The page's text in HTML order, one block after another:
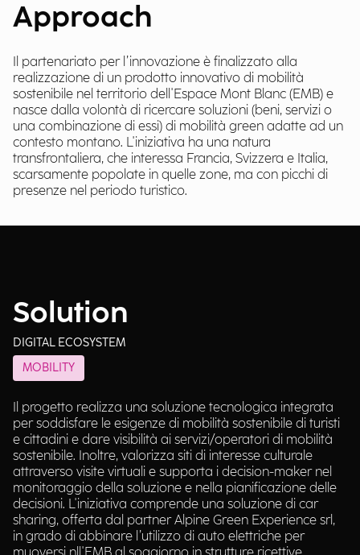
Approach
Il partenariato per l’innovazione è finalizzato alla
realizzazione di un prodotto innovativo di mobilità
sostenibile nel territorio dell'Espace Mont Blanc (EMB) e
nasce dalla volontà di ricercare soluzioni (beni, servizi o
una combinazione di essi) di mobilità green adatte ad un
contesto montano. L'iniziativa ha una natura
transfrontaliera, che interessa Francia, Svizzera e Italia,
scarsamente popolate in quelle zone, ma con picchi di
presenze nel periodo turistico.
Solution
DIGITAL ECOSYSTEM
MOBILITY
Il progetto realizza una soluzione tecnologica integrata
per soddisfare le esigenze di mobilità sostenibile di turisti
e cittadini e dare visibilità ai servizi/operatori di mobilità
sostenibile. Inoltre, valorizza siti di interesse culturale
attraverso visite virtuali e supporta i decision-maker nel
monitoraggio della soluzione e nella pianificazione delle
decisioni. L'iniziativa comprende una soluzione di car
sharing, offerta dal partner Alpine Green Experience srl,
in grado di abbinare l’utilizzo di auto elettriche per